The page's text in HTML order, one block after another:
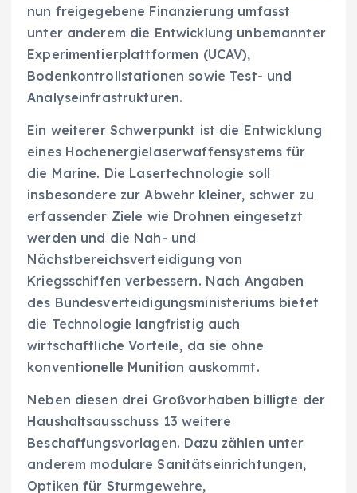
nun freigegebene Finanzierung umfasst
unter anderem die Entwicklung unbemannter
Experimentierplattformen (UCAV),
Bodenkontrollstationen sowie Test- und
Analyseinfrastrukturen.
Ein weiterer Schwerpunkt ist die Entwicklung
eines Hochenergielaserwaffensystems für
die Marine. Die Lasertechnologie soll
insbesondere zur Abwehr kleiner, schwer zu
erfassender Ziele wie Drohnen eingesetzt
werden und die Nah- und
Nächstbereichsverteidigung von
Kriegsschiffen verbessern. Nach Angaben
des Bundesverteidigungsministeriums bietet
die Technologie langfristig auch
wirtschaftliche Vorteile, da sie ohne
konventionelle Munition auskommt.
Neben diesen drei Großvorhaben billigte der
Haushaltsausschuss 13 weitere
Beschaffungsvorlagen. Dazu zählen unter
anderem modulare Sanitätseinrichtungen,
Optiken für Sturmgewehre,